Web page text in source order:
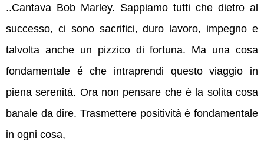
..Cantava Bob Marley. Sappiamo tutti che dietro al
successo, ci sono sacrifici, duro lavoro, impegno e
talvolta anche un pizzico di fortuna. Ma una cosa
fondamentale é che intraprendi questo viaggio in
piena serenità. Ora non pensare che è la solita cosa
banale da dire. Trasmettere positività è fondamentale
in ogni cosa,